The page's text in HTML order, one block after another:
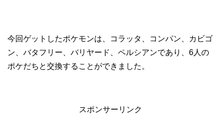
今回ゲットしたポケモンは、コラッタ、コンパン、カビゴ
ン、バタフリー、バリヤード、ペルシアンであり、6人の
ポケだちと交換することができました。
スポンサーリンク